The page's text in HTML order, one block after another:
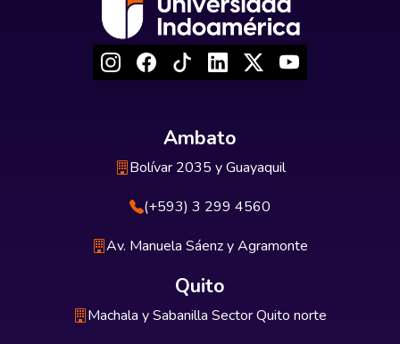
Ambato
Bolívar 2035 y Guayaquil
(+593) 3 299 4560
Av. Manuela Sáenz y Agramonte
Quito
Machala y Sabanilla Sector Quito norte